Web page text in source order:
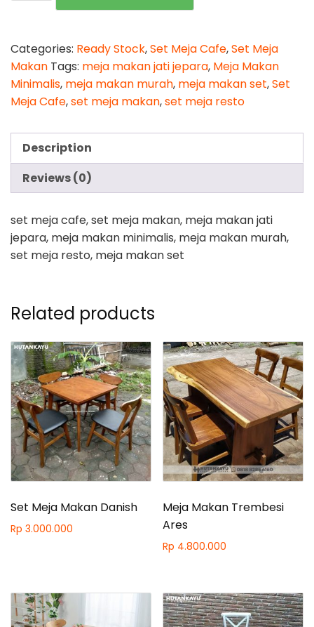
quantity
Categories: Ready Stock,Set Meja Cafe,Set Meja
Makan Tags: meja makan jati jepara, Meja Makan
Minimalis, meja makan murah, meja makan set,Set
Meja Cafe,set meja makan,set meja resto
Description
Reviews (0)
set meja cafe, set meja makan, meja makan jati
jepara, meja makan minimalis, meja makan murah,
set meja resto, meja makan set
Related products
Set Meja Makan Danish
Rp 3.000.000
Meja Makan Trembesi
Ares
Rp 4.800.000